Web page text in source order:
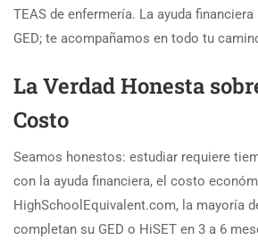
TEAS de enfermería. La ayuda
GED; te acompañamos en todo tu
La Verdad Honesta
Costo
Seamos honestos: estudiar requiere
con la ayuda financiera, el costo
HighSchoolEquivalent.com, la mayoría
completan su GED o HiSET en 3 a 6